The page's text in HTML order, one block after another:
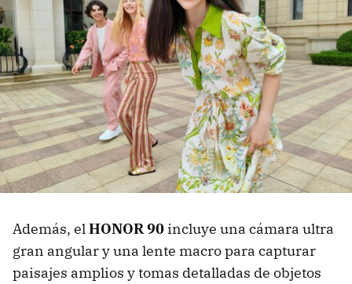
Además, elHONOR 90 incluye una cámara ultra
gran angular y una lente macro para capturar
paisajes amplios y tomas detalladas de objetos